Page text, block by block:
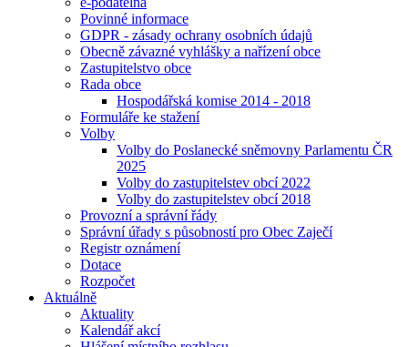
Povinné informace
GDPR - zásady ochrany osobních údajů
Obecně závazné vyhlášky a nařízení obce
Zastupitelstvo obce
Rada obce
Hospodářská komise 2014 - 2018
Formuláře ke stažení
Volby
Volby do Poslanecké sněmovny Parlamentu ČR
2025
Volby do zastupitelstev obcí 2022
Volby do zastupitelstev obcí 2018
Provozní a správní řády
Správní úřady s působností pro Obec Zaječí
Registr oznámení
Dotace
Rozpočet
Aktuálně
Aktuality
Kalendář akcí